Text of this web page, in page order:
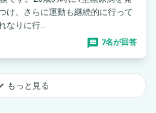
け、さらに運動も継続的に行って
なりに行...
7名が回答
もっと見る